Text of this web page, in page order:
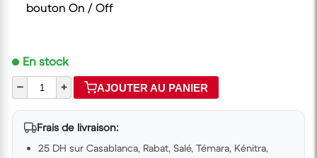
bouton On / Off
En stock
–
+ AJOUTER AU PANIER
Frais de livraison:
25 DH sur Casablanca, Rabat, Salé, Témara, Kénitra,